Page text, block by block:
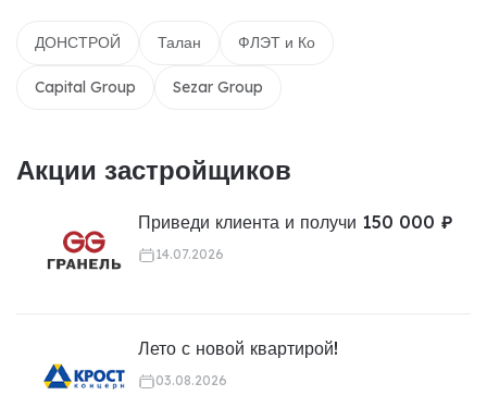
ДОНСТРОЙ Талан ФЛЭТ и Ко
Capital Group Sezar Group
Акции застройщиков
Приведи клиента и получи 150 000 ₽
14.07.2026
Лето с новой квартирой!
03.08.2026